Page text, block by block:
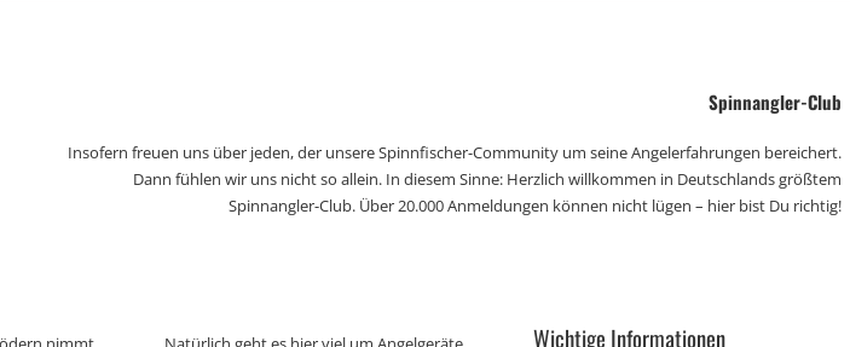
Spinnangler-Club
Insofern freuen uns über jeden, der unsere Spinnfischer-Community um seine Angelerfahrungen bereichert.
Dann fühlen wir uns nicht so allein. In diesem Sinne: Herzlich willkommen in Deutschlands größtem
Spinnangler-Club. Über 20.000 Anmeldungen können nicht lügen – hier bist Du richtig!
Wichtige Informationen